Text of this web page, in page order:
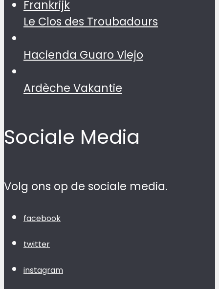
Le Clos des Troubadours
Hacienda Guaro Viejo
Ardèche Vakantie
Sociale Media
Volg ons op de sociale media.
facebook
twitter
instagram